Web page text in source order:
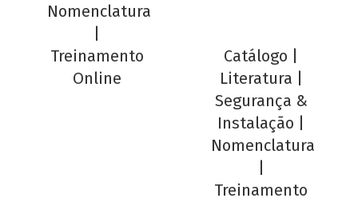
Nomenclatura
Treinamento
Online
Catálogo
Literatura
Segurança &
Instalação
Nomenclatura
Treinamento